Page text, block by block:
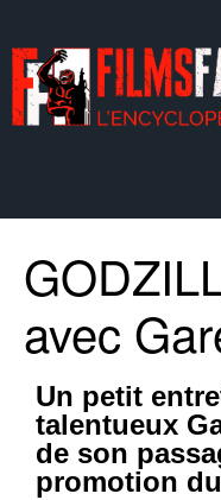
avec
Un petit
talentueux
de son
promotion du